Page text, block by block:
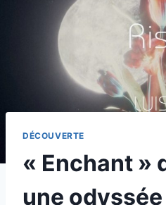
DÉCOUVERTE
« Enchant »
une